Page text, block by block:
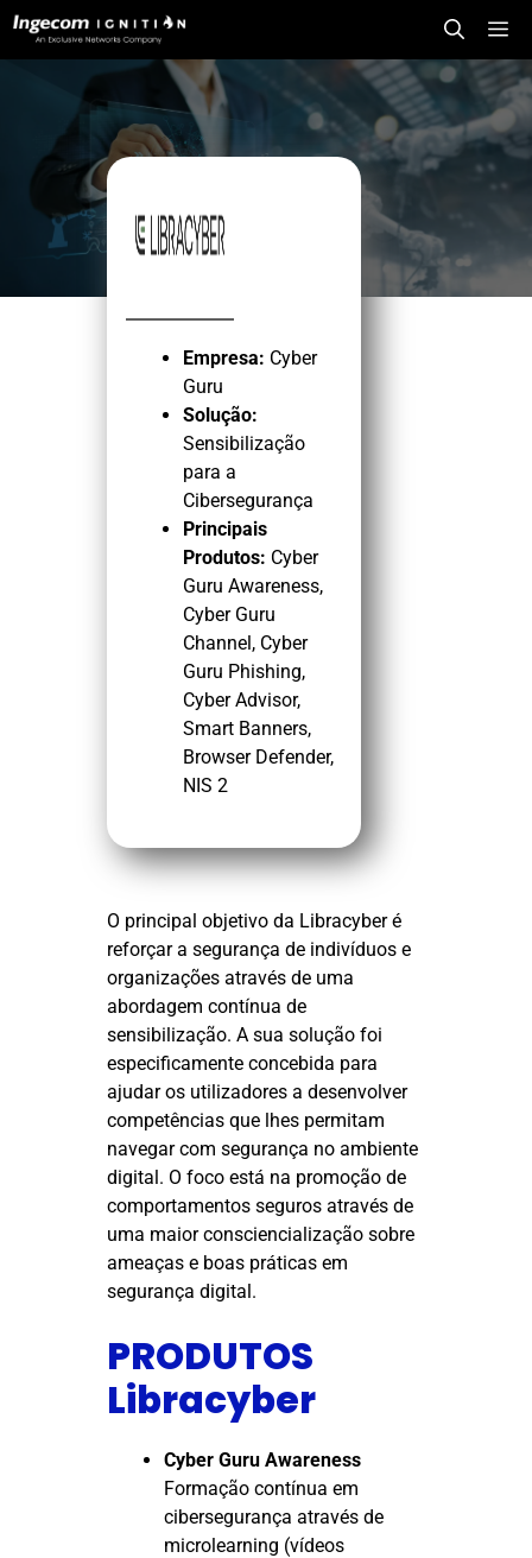
Saltar
para
Empresa: Cyber
Guru
Solução:
Sensibilização
para a
Cibersegurança
Principais
Produtos: Cyber
Guru Awareness,
Cyber Guru
Channel, Cyber
Guru Phishing,
Cyber Advisor,
Smart Banners,
Browser Defender,
NIS 2
O principal objetivo da Libracyber é
reforçar a segurança de indivíduos e
organizações através de uma
abordagem contínua de
sensibilização. A sua solução foi
especificamente concebida para
ajudar os utilizadores a desenvolver
competências que lhes permitam
navegar com segurança no ambiente
digital. O foco está na promoção de
comportamentos seguros através de
uma maior consciencialização sobre
ameaças e boas práticas em
segurança digital.
PRODUTOS
Libracyber
Cyber Guru Awareness
Formação contínua em
cibersegurança através de
microlearning (vídeos